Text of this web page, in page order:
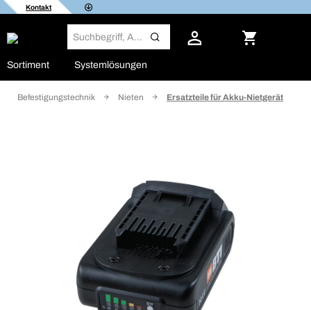
Kontakt
Sortiment Systemlösungen
Befestigungstechnik Nieten Ersatzteile für Akku-Nietgerät